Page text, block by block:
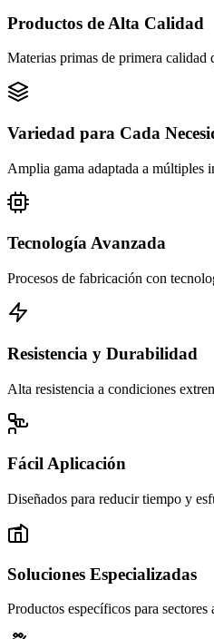
Productos de Alta Calidad
Materias primas de primera
Variedad para Cada
Amplia gama adaptada a múltiples
Tecnología Avanzada
Procesos de fabricación con
Resistencia y Durabilidad
Alta resistencia a condiciones
Fácil Aplicación
Diseñados para reducir tiempo y
Soluciones Especializadas
Productos específicos para